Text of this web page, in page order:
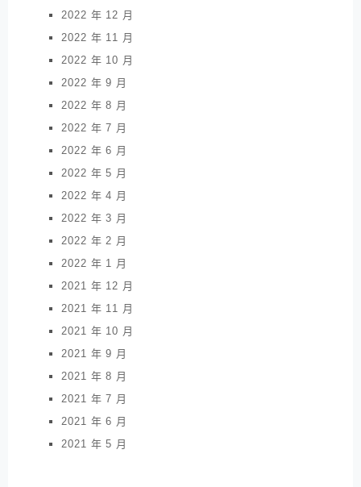
2022 年 12 月
2022 年 11 月
2022 年 10 月
2022 年 9 月
2022 年 8 月
2022 年 7 月
2022 年 6 月
2022 年 5 月
2022 年 4 月
2022 年 3 月
2022 年 2 月
2022 年 1 月
2021 年 12 月
2021 年 11 月
2021 年 10 月
2021 年 9 月
2021 年 8 月
2021 年 7 月
2021 年 6 月
2021 年 5 月